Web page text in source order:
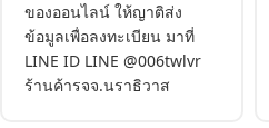
ของออนไลน์ ให้ญาติส่ง
ข้อมูลเพื่อลงทะเบียน มาที่
LINE ID LINE @006twlvr
ร้านค้ารจจ.นราธิวาส